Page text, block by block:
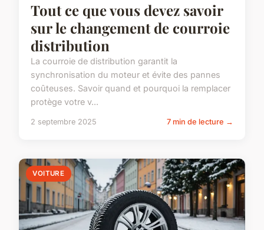
Tout ce que vous devez savoir
sur le changement de courroie
distribution
La courroie de distribution garantit la
synchronisation du moteur et évite des pannes
coûteuses. Savoir quand et pourquoi la remplacer
protège votre v...
2 septembre 2025 7 min de lecture →
VOITURE